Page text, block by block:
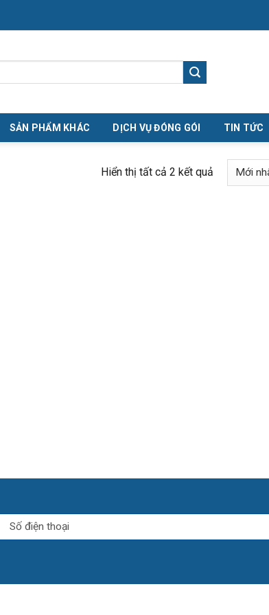
SẢN PHẨM KHÁC DỊCH VỤ ĐÓNG GÓI TIN TỨC
Hiển thị tất cả 2 kết quảĐược
sắp